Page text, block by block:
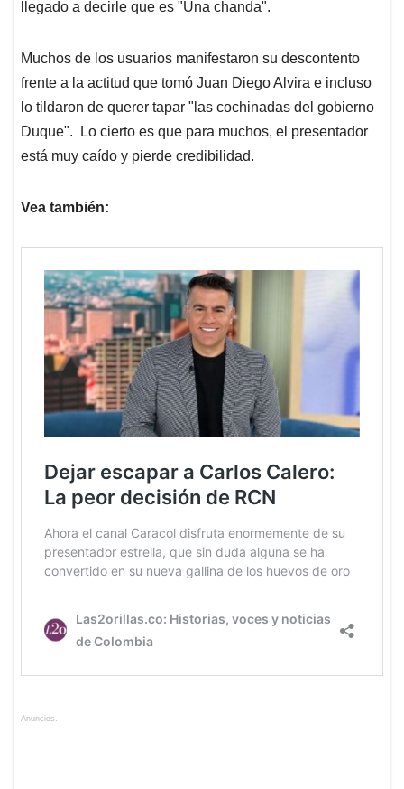
llegado a decirle que es "Una chanda".
Muchos de los usuarios manifestaron su descontento
frente a la actitud que tomó Juan Diego Alvira e incluso
lo tildaron de querer tapar "las cochinadas del gobierno
Duque". Lo cierto es que para muchos, el presentador
está muy caído y pierde credibilidad.
Vea también:
Anuncios.